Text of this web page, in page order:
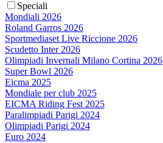
Speciali
Mondiali 2026
Roland Garros 2026
Sportmediaset Live Riccione 2026
Scudetto Inter 2026
Olimpiadi Invernali Milano Cortina 2026
Super Bowl 2026
Eicma 2025
Mondiale per club 2025
EICMA Riding Fest 2025
Paralimpiadi Parigi 2024
Olimpiadi Parigi 2024
Euro 2024